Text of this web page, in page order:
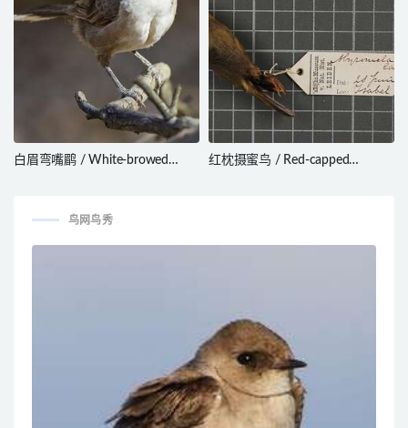
白眉弯嘴鹛 / White-browed
红枕摄蜜鸟 / Red-capped
鸟网鸟秀